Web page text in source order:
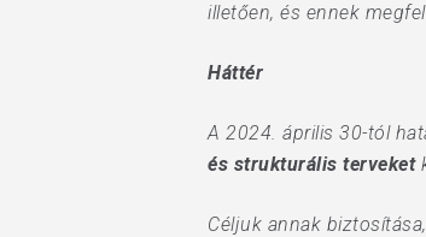
illetően, és ennek
Háttér
A 2024. április 30-tól
és strukturális terveket
Céljuk annak